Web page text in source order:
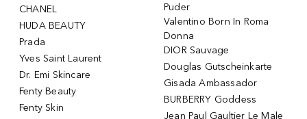
CHANEL
HUDA BEAUTY
Prada
Yves Saint Laurent
Dr. Emi Skincare
Fenty Beauty
Fenty Skin
Puder
Valentino Born In Roma
Donna
DIOR Sauvage
Douglas Gutscheinkarte
Gisada Ambassador
BURBERRY Goddess
Jean Paul Gaultier Le Male